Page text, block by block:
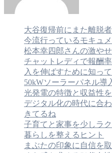
大谷復帰前にまた離脱
今流行っているモキュ
松本幸四郎さんの激や
チャットレディで報酬
入を伸ばすために知っ
50kWソーラーパネル導
光発電の特徴と収益性
デジタル化の時代に合
きてるね
子育てと家事を少しラ
暮らしを整えるヒント
まぶたの印象に自信を